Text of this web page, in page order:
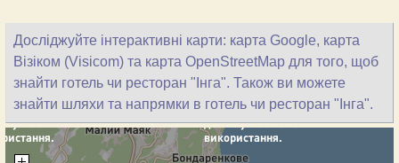
Досліджуйте інтерактивні карти: карта Google, карта
Візіком (Visicom) та карта OpenStreetMap для того, щоб
знайти готель чи ресторан "Інга". Також ви можете
знайти шляхи та напрямки в готель чи ресторан "Інга".